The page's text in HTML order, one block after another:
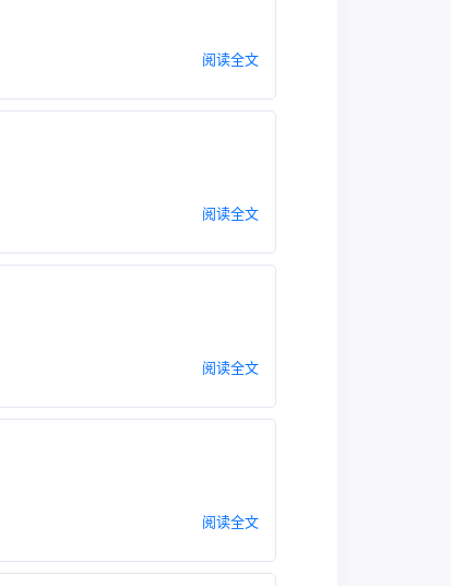
阅读全文
阅读全文
阅读全文
阅读全文